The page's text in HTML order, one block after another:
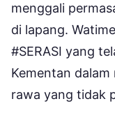
menggali
di lapang.
#SERASI yang
Kementan
rawa yang tidak